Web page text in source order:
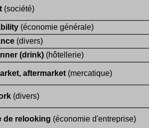
(société)
(économie générale)
(divers)
(drink) (hôtellerie)
aftermarket (mercatique)
(divers)
de relooking (économie d'entreprise)